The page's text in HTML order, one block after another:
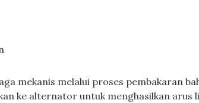
mekanis melalui proses pembakaran
ke alternator untuk menghasilkan arus